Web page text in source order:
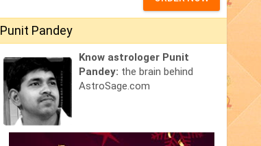
Punit Pandey
Know astrologer Punit
Pandey: the brain behind
AstroSage.com